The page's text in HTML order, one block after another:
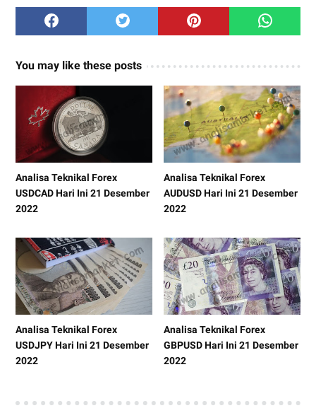
You may like these posts
Analisa Teknikal Forex
USDCAD Hari Ini 21 Desember
2022
Analisa Teknikal Forex
AUDUSD Hari Ini 21 Desember
2022
Analisa Teknikal Forex
USDJPY Hari Ini 21 Desember
2022
Analisa Teknikal Forex
GBPUSD Hari Ini 21 Desember
2022